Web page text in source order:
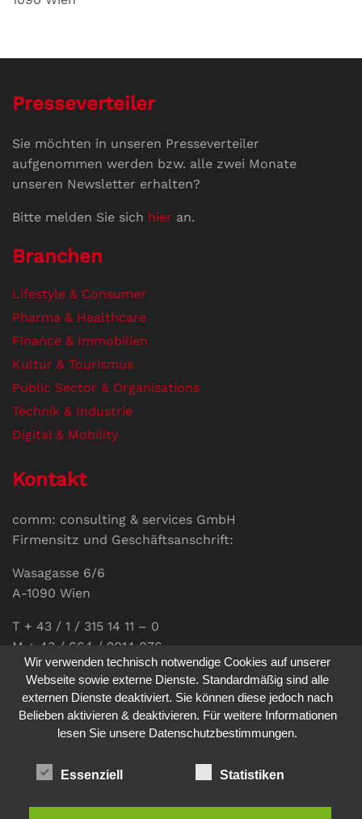
Presseverteiler
Sie möchten in unseren Presseverteiler
aufgenommen werden bzw. alle zwei Monate
unseren Newsletter erhalten?
Bitte melden Sie sich hier an.
Branchen
Lifestyle & Consumer
Pharma & Healthcare
Finance & Immobilien
Kultur & Tourismus
Public Sector & Organisations
Technik & Industrie
Digital & Mobility
Kontakt
comm: consulting & services GmbH
Firmensitz und Geschäftsanschrift:
Wasagasse 6/6
A-1090 Wien
T + 43 / 1 / 315 14 11 – 0
M + 43 / 664 / 2014 076
E-Mail:office@communications.co.at
Homepage:www.communications.co.at
UID: ATU 811 196 56
Sabine Pöhacker MSc.
Wir verwenden technisch notwendige Cookies auf unserer
Webseite sowie externe Dienste. Standardmäßig sind alle
externen Dienste deaktiviert. Sie können diese jedoch nach
Belieben aktivieren & deaktivieren. Für weitere Informationen
lesen Sie unsere Datenschutzbestimmungen.
Essenziell Statistiken